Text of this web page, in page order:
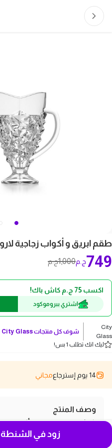
طقم ابريق و أكواب زجاجية لاروز - 7
1,000ج.م 749ج.م
اكسب 75 ج.م كاش باك!
اشتري ببروموكود
City
Glass
شوف كل منتجاتCity Glass
ليك انك تطلب 1 بس!
14 يوم إسترجاع مجاني
وصف المنتج
الذي يجمع بين الأناقة
زود في الشنطة